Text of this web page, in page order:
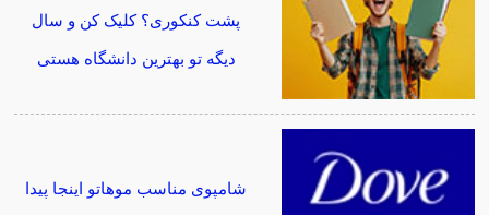
پشت کنکوری؟ کلیک کن و سال
دیگه تو بهترین دانشگاه هستی
شامپوی مناسب موهاتو اینجا پیدا